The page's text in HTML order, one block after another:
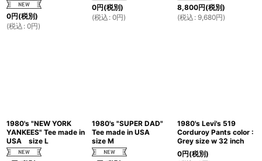
0円(税別)
(税込 : 0円)
0円(税別)
(税込 : 0円)
8,800円(税別)
(税込 : 9,680円)
1980's "NEW YORK
YANKEES" Tee made in
USA size L
1980's "SUPER DAD"
Tee made in USA
size M
1980's Levi's 519
Corduroy Pants color :
Grey size w 32 inch
0円(税別)